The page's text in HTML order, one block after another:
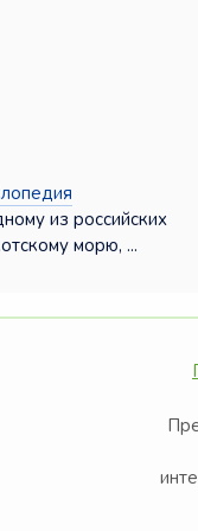
из российских
морю, ...